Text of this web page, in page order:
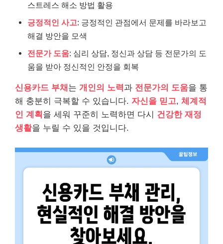
스트레스 해소 방법 활용
긍정적인 사고: 긍정적인 관점에서 문제를 바라보고
해결 방안을 모색
전문가 도움: 심리 상담, 정신과 상담 등 전문가의 도
움을 받아 정신적인 안정을 회복
신용카드 부채 는 개인의 노력 과 전문가의 도움을 통
해 충분히 극복할 수 있습니다. 자신을 믿고, 체계적
인 계획 을 세워 꾸준히 노력하면 다시 건강한 재정
생활을 누릴 수 있을 것입니다.